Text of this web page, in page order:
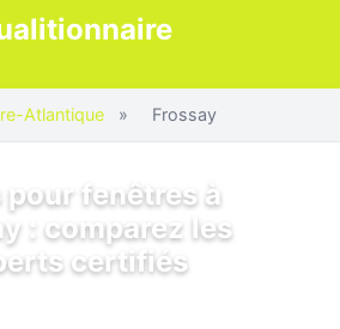
Atlantique » Frossay
pour fenêtres à
: comparez les
certifiés